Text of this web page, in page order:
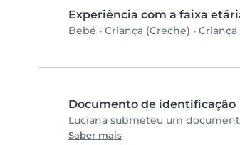
Experiência com a faixa
Bebé • Criança (Creche) • Criança
Documento de identificação
Luciana submeteu um
Saber mais